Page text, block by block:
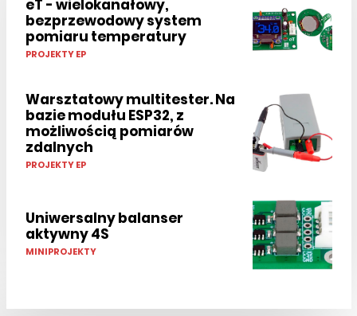
eT - wielokanałowy,
bezprzewodowy system
pomiaru temperatury
PROJEKTY EP
Warsztatowy multitester. Na
bazie modułu ESP32, z
możliwością pomiarów
zdalnych
PROJEKTY EP
Uniwersalny balanser
aktywny 4S
MINIPROJEKTY